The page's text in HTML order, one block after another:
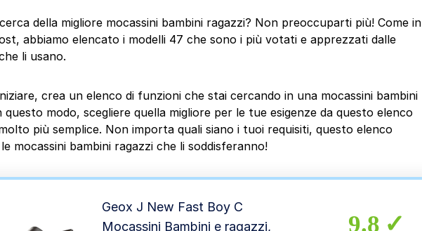
della migliore mocassini bambini ragazzi? Non preoccuparti più! Come in
abbiamo elencato i modelli 47 che sono i più votati e apprezzati dalle
li usano.
crea un elenco di funzioni che stai cercando in una mocassini bambini
questo modo, scegliere quella migliore per le tue esigenze da questo elenco
più semplice. Non importa quali siano i tuoi requisiti, questo elenco
mocassini bambini ragazzi che li soddisferanno!
Geox J New Fast Boy C
Mocassini Bambini e ragazzi,
9.8